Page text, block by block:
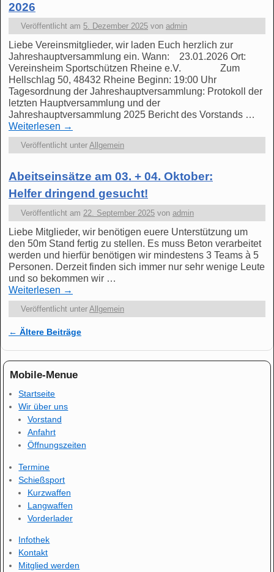
2026
Veröffentlicht am 5. Dezember 2025 von admin
Liebe Vereinsmitglieder, wir laden Euch herzlich zur
Jahreshauptversammlung ein. Wann: 23.01.2026 Ort:
Vereinsheim Sportschützen Rheine e.V. Zum
Hellschlag 50, 48432 Rheine Beginn: 19:00 Uhr
Tagesordnung der Jahreshauptversammlung: Protokoll der
letzten Hauptversammlung und der
Jahreshauptversammlung 2025 Bericht des Vorstands …
Weiterlesen →
Veröffentlicht unter Allgemein
Abeitseinsätze am 03. + 04. Oktober:
Helfer dringend gesucht!
Veröffentlicht am 22. September 2025 von admin
Liebe Mitglieder, wir benötigen euere Unterstützung um
den 50m Stand fertig zu stellen. Es muss Beton verarbeitet
werden und hierfür benötigen wir mindestens 3 Teams à 5
Personen. Derzeit finden sich immer nur sehr wenige Leute
und so bekommen wir …
Weiterlesen →
Veröffentlicht unter Allgemein
Artikelnavigation
← Ältere Beiträge
Mobile-Menue
Startseite
Wir über uns
Vorstand
Anfahrt
Öffnungszeiten
Termine
Schießsport
Kurzwaffen
Langwaffen
Vorderlader
Infothek
Kontakt
Mitglied werden